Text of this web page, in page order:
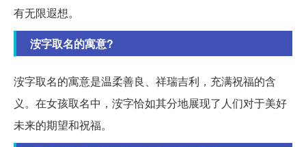
有无限遐想。
洝字取名的寓意?
洝字取名的寓意是温柔善良、祥瑞吉利，充满祝福的含
义。在女孩取名中，洝字恰如其分地展现了人们对于美好
未来的期望和祝福。